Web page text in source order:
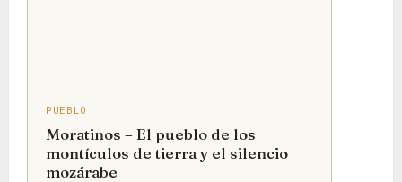
PUEBLO
Moratinos – El pueblo de los
montículos de tierra y el silencio
mozárabe